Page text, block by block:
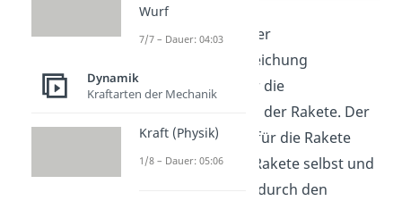
DieHerleitung
der
Raketengrundgleichung
funktioniert über die
der Rakete. Der
gesamte Impuls für die Rakete
besteht aus der Rakete selbst und
dem Impuls, der durch den
Wurf
7/7 – Dauer: 04:03
Dynamik
Kraftarten der Mechanik
Kraft (Physik)
1/8 – Dauer: 05:06